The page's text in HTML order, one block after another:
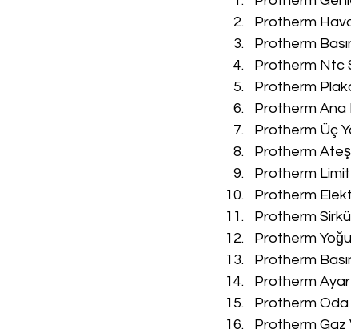
Protherm
Protherm
Protherm Ntc
Protherm
Protherm Ana
Protherm Üç
Protherm
Protherm
Protherm
Protherm
Protherm
Protherm
Protherm Ayar
Protherm Oda
Protherm Gaz